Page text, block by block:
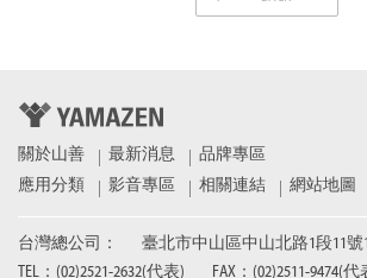
關於山善 最新消息
品牌專區
應用分類
影音專區 相關連結 網站地圖
台灣總公司：
臺北市中山區中山北路1段11號
TEL：(02)2521­-2632(代表)
FAX：(02)2511­-9474(代